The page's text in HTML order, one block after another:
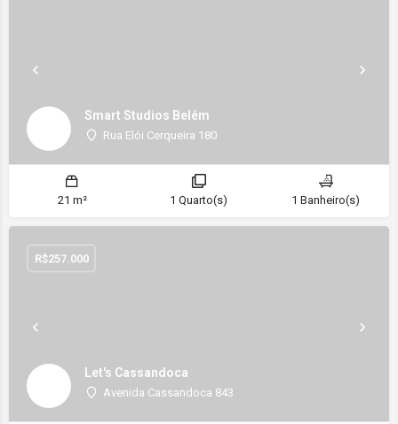
Smart Studios Belém
Rua Elói Cerqueira 180
21 m² 1 Quarto(s) 1 Banheiro(s)
Let's Cassandoca
Avenida Cassandoca 843
R$257.000